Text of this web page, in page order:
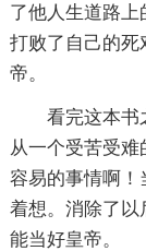
了他人生道路上
打败了自己的
帝。
看完这本书
从一个受苦受
容易的事情啊！
着想。消除了以
能当好皇帝。